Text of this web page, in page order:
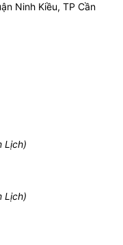
Ninh Kiều, TP Cần
Lịch)
Lịch)